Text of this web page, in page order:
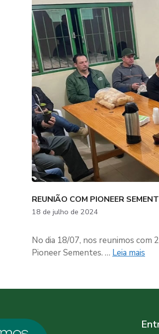
REUNIÃO COM PIONEER
18 de julho de 2024
No dia 18/07, nos reunimos com
Pioneer Sementes. … Leia mais